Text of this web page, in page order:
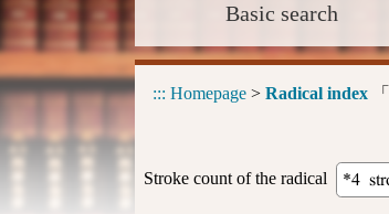
Basic search
::: Homepage > Radical index 「
Stroke count of the radical